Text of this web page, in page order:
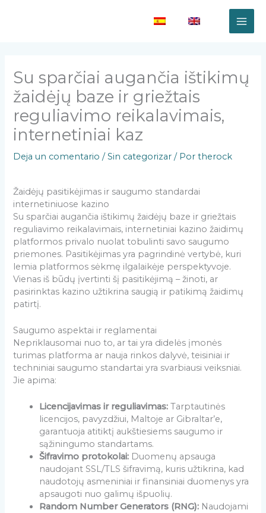
Su sparčiai augančia ištikimų
žaidėjų baze ir griežtais
reguliavimo reikalavimais,
internetiniai kaz
Deja un comentario /Sin categorizar / Portherock
Žaidėjų pasitikėjimas ir saugumo standardai
internetiniuose kazino
Su sparčiai augančia ištikimų žaidėjų baze ir griežtais
reguliavimo reikalavimais, internetiniai kazino žaidimų
platformos privalo nuolat tobulinti savo saugumo
priemones. Pasitikėjimas yra pagrindinė vertybė, kuri
lemia platformos sėkmę ilgalaikėje perspektyvoje.
Vienas iš būdų įvertinti šį pasitikėjimą – žinoti, ar
pasirinktas kazino užtikrina saugią ir patikimą žaidimų
patirtį.
Saugumo aspektai ir reglamentai
Nepriklausomai nuo to, ar tai yra didelės įmonės
turimas platforma ar nauja rinkos dalyvė, teisiniai ir
techniniai saugumo standartai yra svarbiausi veiksniai.
Jie apima:
Licencijavimas ir reguliavimas: Tarptautinės
licencijos, pavyzdžiui, Maltoje ar Gibraltar’e,
garantuoja atitiktį aukštiesiems saugumo ir
sąžiningumo standartams.
Šifravimo protokolai: Duomenų apsauga
naudojant SSL/TLS šifravimą, kuris užtikrina, kad
naudotojų asmeniniai ir finansiniai duomenys yra
apsaugoti nuo galimų išpuolių.
Random Number Generators (RNG): Naudojami